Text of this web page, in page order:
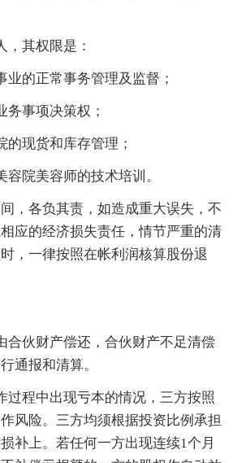
其权限是：
的正常事务管理及监督；
事项决策权；
现货和库存管理；
院美容师的技术培训。
各负其责，如造成重大误失，不
应的经济损失责任，情节严重的清
，一律按照在帐利润核算股份退
伙财产偿还，合伙财产不足清偿
通报和清算。
程中出现亏本的情况，三方按照
风险。三方均须根据投资比例承担
补上。若任何一方出现连续1个月